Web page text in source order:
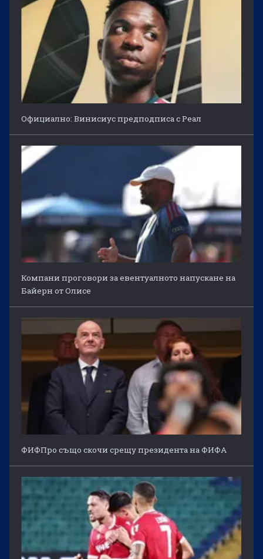
Официално: Винисиус предподписа с Реал
Компани проговори за евентуалното напускане на
Байерн от Олисе
ФИФПро също скочи срещу президента на ФИФА